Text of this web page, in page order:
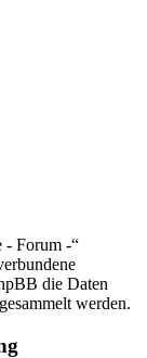
- Forum -“
die Daten
werden.